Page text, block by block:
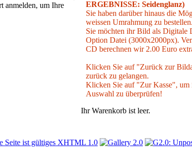
anmelden, um Ihre
ERGEBNISSE: Seidenglanz)
Sie haben darüber hinaus die
weissen Umrahmung zu bestellen.
Sie möchten ihr Bild als Digitale
Option Datei (3000x2000px).
CD berechnen wir 2.00 Euro
Klicken Sie auf "Zurück zur
zurück zu gelangen.
Klicken Sie auf "Zur Kasse", um
Auswahl zu überprüfen!
Ihr Warenkorb ist leer.